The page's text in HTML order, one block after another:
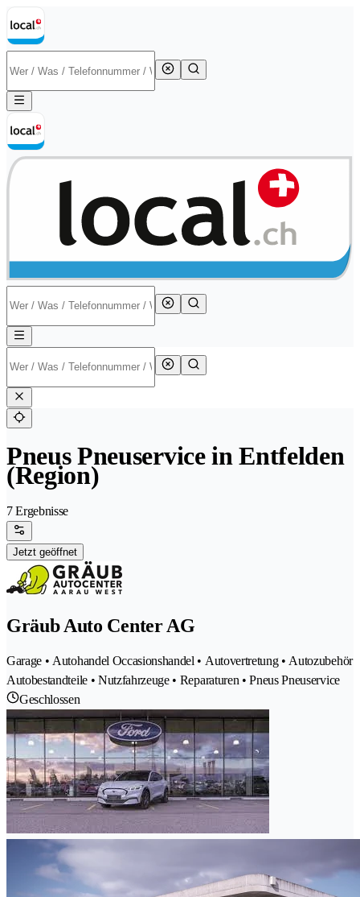
Pneus Pneuservice in Entfelden
(Region)
7 Ergebnisse
Jetzt geöffnet
Gräub Auto Center AG
Garage • Autohandel Occasionshandel • Autovertretung • Autozubehör
Autobestandteile • Nutzfahrzeuge • Reparaturen • Pneus Pneuservice
Geschlossen